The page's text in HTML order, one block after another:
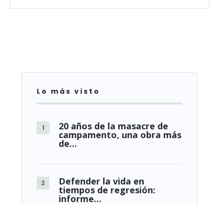
Lo más visto
20 años de la masacre de
campamento, una obra más
de…
Defender la vida en
tiempos de regresión:
informe…